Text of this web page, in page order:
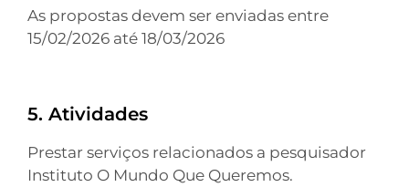
As propostas devem ser enviadas entre
15/02/2026 até 18/03/2026
5. Atividades
Prestar serviços relacionados a pesquisador
Instituto O Mundo Que Queremos.